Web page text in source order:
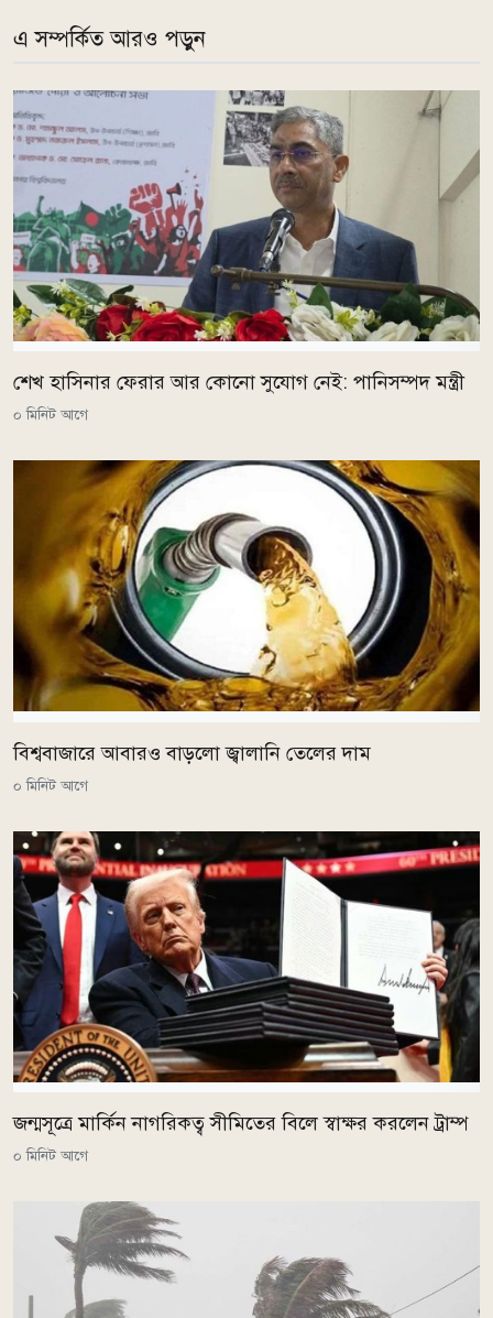
এ সম্পর্কিত আরও পড়ুন
শেখ হাসিনার ফেরার আর কোনো সুযোগ নেই: পানিসম্পদ মন্ত্রী
০ মিনিট আগে
বিশ্ববাজারে আবারও বাড়লো জ্বালানি তেলের দাম
০ মিনিট আগে
জন্মসূত্রে মার্কিন নাগরিকত্ব সীমিতের বিলে স্বাক্ষর করলেন ট্রাম্প
০ মিনিট আগে